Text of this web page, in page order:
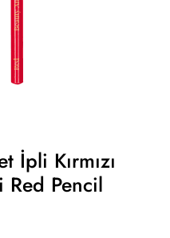
İpli Kırmızı
Red Pencil